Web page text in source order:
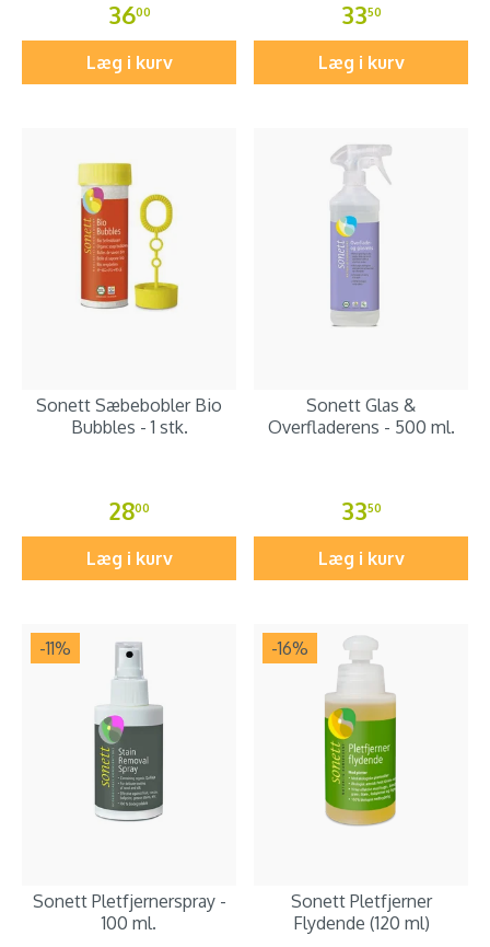
3600
Læg i kurv
3350
Læg i kurv
Sonett Sæbebobler Bio
Bubbles - 1 stk.
2800
Læg i kurv
Sonett Glas &
Overfladerens - 500 ml.
3350
Læg i kurv
-11%
Sonett Pletfjernerspray -
100 ml.
-16%
Sonett Pletfjerner
Flydende (120 ml)